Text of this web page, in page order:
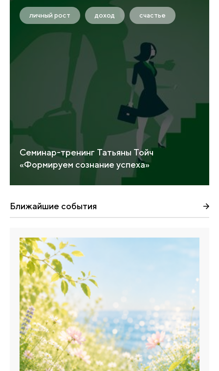
личный рост доход счастье
Семинар-тренинг Татьяны Тойч
«Формируем сознание успеха»
Ближайшие события